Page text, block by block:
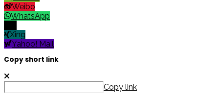
Weibo
WhatsApp
Xing
Yahoo! Mail
Copy short link
Copy link